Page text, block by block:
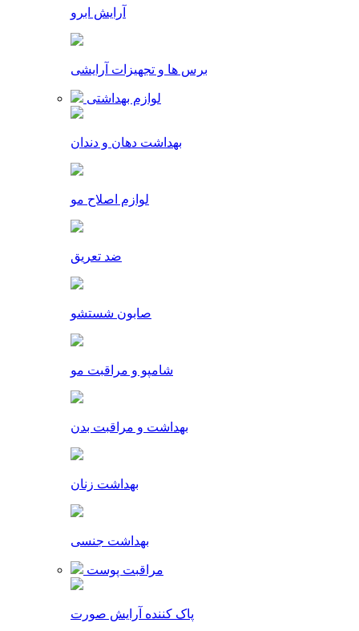
آرایش ابرو
برس ها و تجهیزات آرایشی
لوازم بهداشتی
بهداشت دهان و دندان
لوازم اصلاح مو
ضد تعریق
صابون شستشو
شامپو و مراقبت مو
بهداشت و مراقبت بدن
بهداشت زنان
بهداشت جنسی
مراقبت پوست
پاک کننده آرایش صورت